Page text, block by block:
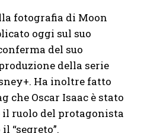
fotografia di Moon
oggi sul suo
del suo
della serie
Ha inoltre fatto
che Oscar Isaac è stato
ruolo del protagonista
“segreto”.